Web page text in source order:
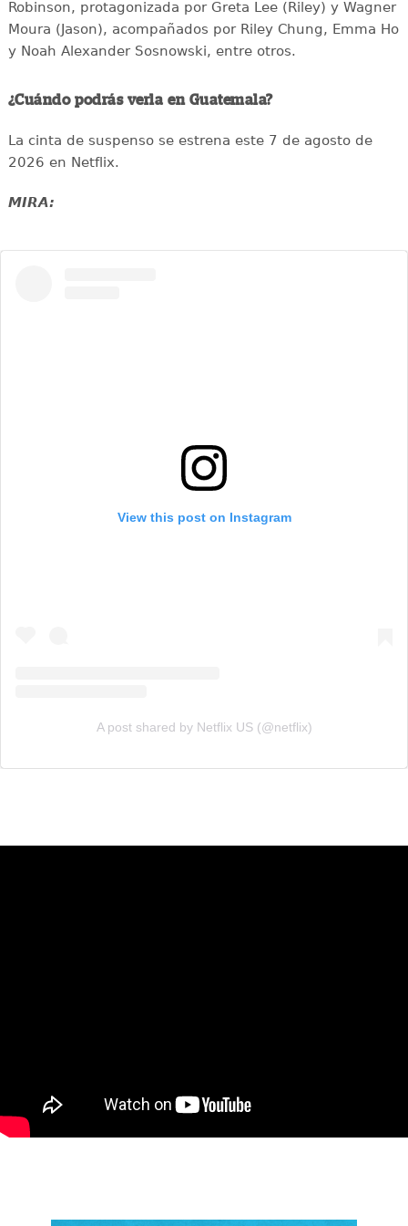
Robinson, protagonizada por Greta Lee (Riley) y Wagner
Moura (Jason), acompañados por Riley Chung, Emma Ho
y Noah Alexander Sosnowski, entre otros.
¿Cuándo podrás verla en Guatemala?
La cinta de suspenso se estrena este 7 de agosto de
2026 en Netflix.
MIRA:
View this post on Instagram
A post shared by Netflix US (@netflix)